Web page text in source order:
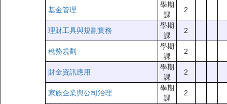
基金管理
學期
課
2
理財工具與規劃實務
學期
課
2
稅務規劃
學期
課
2
財金資訊應用
學期
課
2
家族企業與公司治理
學期
課
2